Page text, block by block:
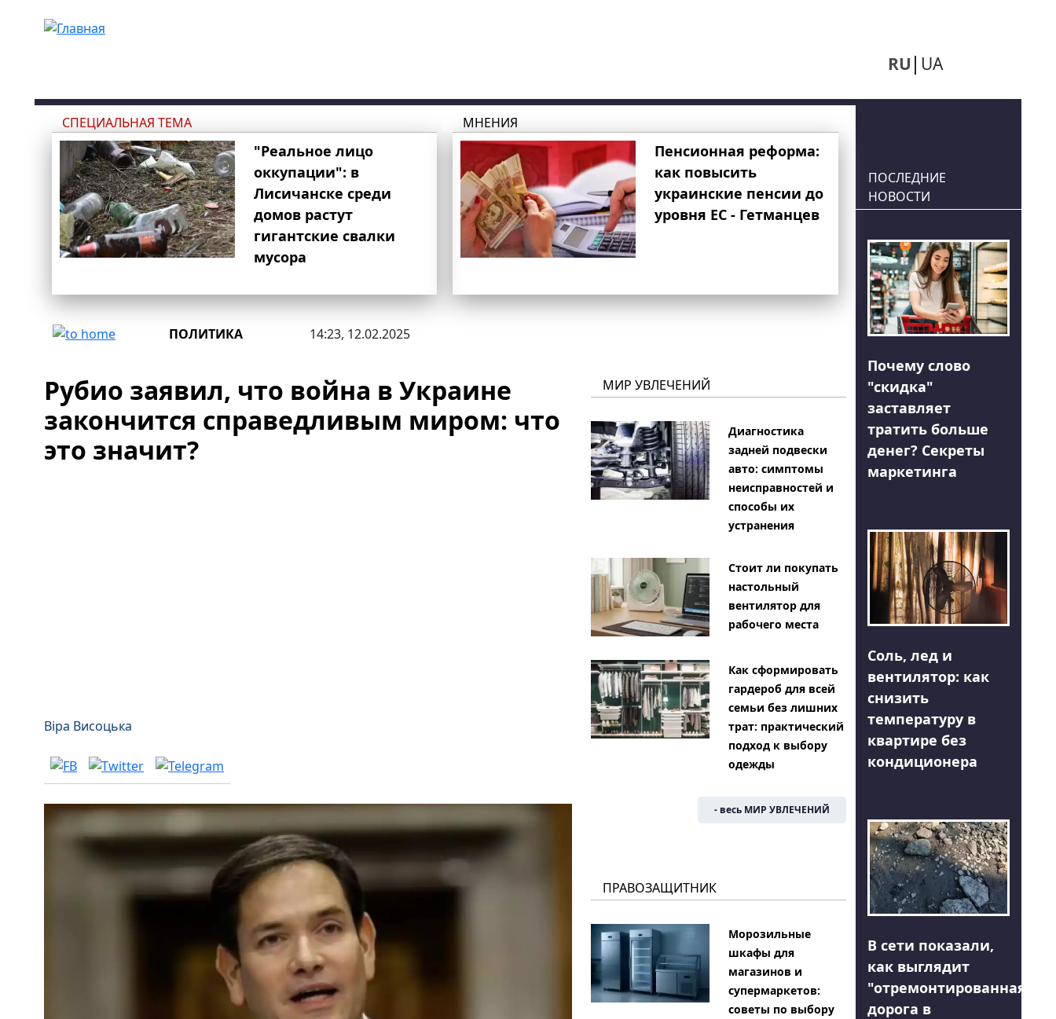
RU UA
СПЕЦИАЛЬНАЯ ТЕМА
"Реальное лицо
оккупации": в
Лисичанске среди
домов растут
гигантские свалки
мусора
МНЕНИЯ
Пенсионная реформа:
как повысить
украинские пенсии до
уровня ЕС - Гетманцев
ПОЛИТИКА 14:23, 12.02.2025
Рубио заявил, что война в Украине
закончится справедливым миром: что
это значит?
Віра Висоцька
МИР УВЛЕЧЕНИЙ
Диагностика
задней подвески
авто: симптомы
неисправностей и
способы их
устранения
Стоит ли покупать
настольный
вентилятор для
рабочего места
Как сформировать
гардероб для всей
семьи без лишних
трат: практический
подход к выбору
одежды
- весь МИР УВЛЕЧЕНИЙ
ПРАВОЗАЩИТНИК
Морозильные
шкафы для
магазинов и
супермаркетов:
советы по выбору
ПОСЛЕДНИЕ
НОВОСТИ
Почему слово
"скидка"
заставляет
тратить больше
денег? Секреты
маркетинга
Соль, лед и
вентилятор: как
снизить
температуру в
квартире без
кондиционера
В сети показали,
как выглядит
"отремонтированная"
дорога в